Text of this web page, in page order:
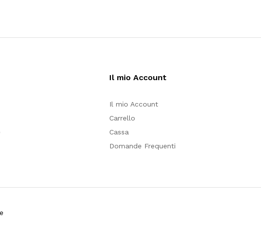
Il mio Account
Il mio Account
Carrello
Cassa
Domande Frequenti